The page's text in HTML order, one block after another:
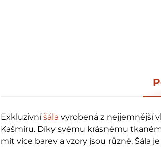
Exkluzivníšála vyrobená z nejjemnější
Kašmíru. Díky svému krásnému
mít více barev a vzory jsou různé. Šála